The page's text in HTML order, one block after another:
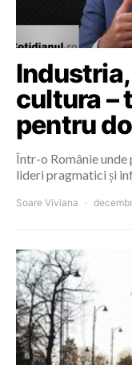
cultura –
pentru
Într-o Românie unde
lideri pragmatici și
Soare Viviana